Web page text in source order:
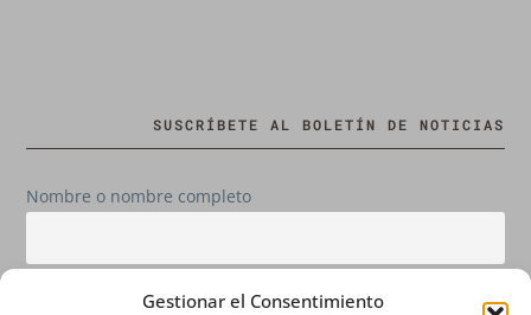
Gestionar el Consentimiento
SUSCRÍBETE AL BOLETÍN DE NOTICIAS
Nombre o nombre completo